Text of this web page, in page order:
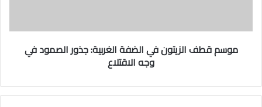
د
ا
ل
ن
موسم قطف الزيتون في الضفة الغربية: جذور الصمود في
وجه الاقتلاع